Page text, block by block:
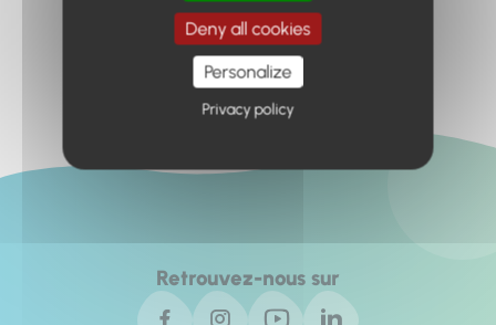
Retour à l'accueil
Retrouvez-nous sur
Deny all cookies
Personalize
Privacy policy